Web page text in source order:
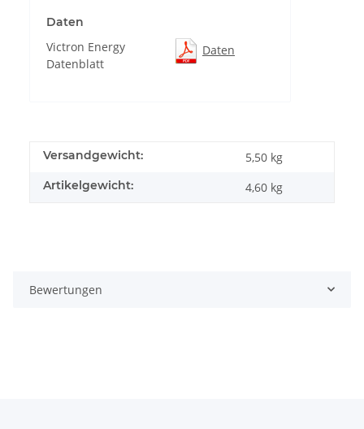
Daten
Victron Energy
Datenblatt
Daten
Versandgewicht: 5,50 kg
Artikelgewicht: 4,60 kg
Bewertungen